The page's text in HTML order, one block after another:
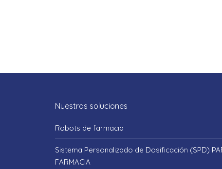
Nuestras soluciones
Robots de farmacia
Sistema Personalizado de Dosificación (SPD)
FARMACIA